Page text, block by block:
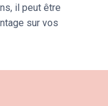
il peut être
sur vos